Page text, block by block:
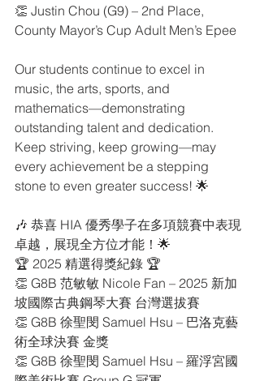
👏 Justin Chou (G9) – 2nd Place,
County Mayor’s Cup Adult Men’s Epee
Our students continue to excel in
music, the arts, sports, and
mathematics—demonstrating
outstanding talent and dedication.
Keep striving, keep growing—may
every achievement be a stepping
stone to even greater success! 🌟
🎶 恭喜 HIA 優秀學子在多項競賽中表現
卓越，展現全方位才能！🌟
🏆 2025 精選得獎紀錄 🏆
👏 G8B 范敏敏 Nicole Fan – 2025 新加
坡國際古典鋼琴大賽 台灣選拔賽
👏 G8B 徐聖閔 Samuel Hsu – 巴洛克藝
術全球決賽 金獎
👏 G8B 徐聖閔 Samuel Hsu – 羅浮宮國